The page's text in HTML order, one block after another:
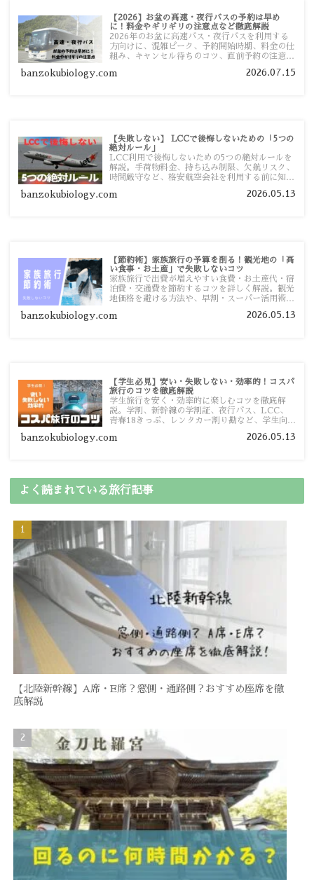
【2026】お盆の高速・夜行バスの予約は早め
に！料金やギリギリの注意点など徹底解説
2026年のお盆に高速バス・夜行バスを利用する
方向けに、混雑ピーク、予約開始時期、料金の仕
組み、キャンセル待ちのコツ、直前予約の注意点
banzokubiology.com 2026.07.15
【失敗しない】 LCCで後悔しないための「5つの
絶対ルール」
LCC利用で後悔しないための5つの絶対ルールを
解説。手荷物料金、持ち込み制限、欠航リスク、
時間厳守など、格安航空会社を利用する前に知っ
す。
banzokubiology.com 2026.05.13
【節約術】家族旅行の予算を削る！観光地の「高
い食事・お土産」で失敗しないコツ
家族旅行で出費が増えやすい食費・お土産代・宿
泊費・交通費を節約するコツを詳しく解説。観光
地価格を避ける方法や、早割・スーパー活用術、
banzokubiology.com 2026.05.13
【学生必見】安い・失敗しない・効率的！コスパ
旅行のコツを徹底解説
学生旅行を安く・効率的に楽しむコツを徹底解
説。学割、新幹線の学割証、夜行バス、LCC、
青春18きっぷ、レンタカー割り勘など、学生向け
banzokubiology.com 2026.05.13
よく読まれている旅行記事
【北陸新幹線】A席・E席？窓側・通路側？おすすめ座席を徹
底解説